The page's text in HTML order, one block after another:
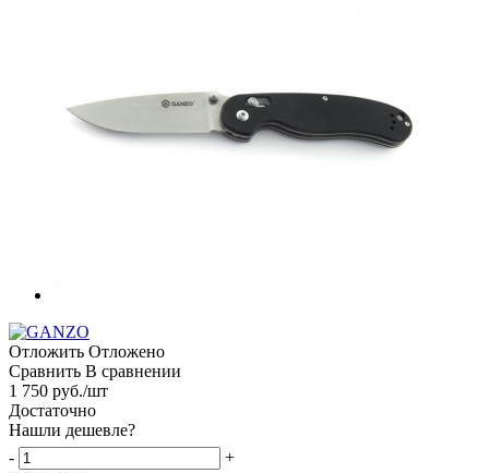
Отложить Отложено
Сравнить В сравнении
1 750 руб./шт
Достаточно
Нашли дешевле?
-
+